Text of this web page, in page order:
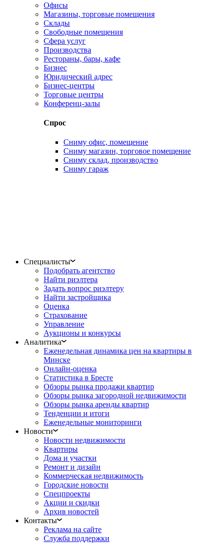
Офисы
Магазины, торговые помещения
Склады
Свободные помещения
Сфера услуг
Производства
Рестораны, бары, кафе
Бизнес
Юридический адрес
Бизнес-центры
Торговые центры
Конференц-залы
Спрос
Сниму офис, помещение
Сниму магазин, торговое помещение
Сниму склад, производство
Сниму гараж
Специалисты
Подобрать агентство
Найти риэлтера
Задать вопрос риэлтеру
Найти застройщика
Оценка
Страхование
Управление
Аукционы и конкурсы
Аналитика
Еженедельная динамика цен на квартиры в
Минске
Онлайн-оценка
Статистика в Бресте
Обзоры рынка продажи квартир
Обзоры рынка загородной недвижимости
Обзоры рынка аренды квартир
Тенденции и итоги
Еженедельные мониторинги
Новости
Новости недвижимости
Квартиры
Дома и участки
Ремонт и дизайн
Коммерческая недвижимость
Городские новости
Спецпроекты
Акции и скидки
Архив новостей
Контакты
Реклама на сайте
Служба поддержки